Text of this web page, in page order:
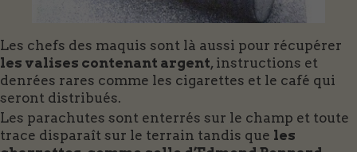
Les chefs des maquis sont là aussi pour récupérer
les valises contenant argent, instructions et
denrées rares comme les cigarettes et le café qui
seront distribués.
Les parachutes sont enterrés sur le champ et toute
trace disparaît sur le terrain tandis que les